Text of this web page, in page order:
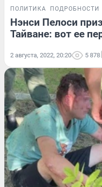
ПОЛИТИКА ПОДРОБНОСТИ
Нэнси Пелоси
Тайване: вот ее
2 августа, 2022, 20:20 5 878